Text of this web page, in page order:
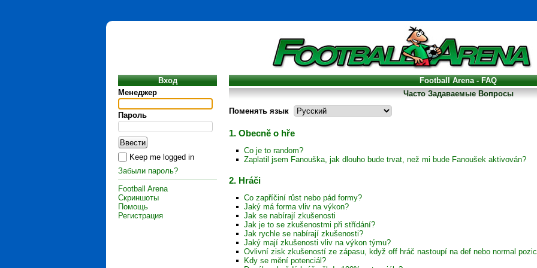
Вход
Менеджер
Пароль
Keep me logged in
Забыли пароль?
Football Arena
Скриншоты
Помощь
Регистрация
Football Arena - FAQ
Часто Задаваемые Вопросы
Поменять язык
1. Obecně o hře
Co je to random?
Zaplatil jsem Fanouška, jak dlouho bude trvat, než mi bude Fanoušek aktivován?
2. Hráči
Co zapříčiní růst nebo pád formy?
Jaký má forma vliv na výkon?
Jak se nabírají zkušenosti
Jak je to se zkušenostmi při střídání?
Jak rychle se nabírají zkušenosti?
Jaký mají zkušenosti vliv na výkon týmu?
Ovlivní zisk zkušeností ze zápasu, když off hráč nastoupí na def nebo normal
Kdy se mění potenciál?